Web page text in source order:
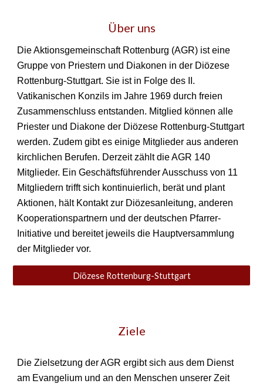
Über uns
Die Aktionsgemeinschaft Rottenburg (AGR) ist eine
Gruppe von Priestern und Diakonen in der Diözese
Rottenburg-Stuttgart. Sie ist in Folge des II.
Vatikanischen Konzils im Jahre 1969 durch freien
Zusammenschluss entstanden. Mitglied können alle
Priester und Diakone der Diözese Rottenburg-Stuttgart
werden. Zudem gibt es einige Mitglieder aus anderen
kirchlichen Berufen. Derzeit zählt die AGR 140
Mitglieder. Ein Geschäftsführender Ausschuss von 11
Mitgliedern trifft sich kontinuierlich, berät und plant
Aktionen, hält Kontakt zur Diözesanleitung, anderen
Kooperationspartnern und der deutschen Pfarrer-
Initiative und bereitet jeweils die Hauptversammlung
der Mitglieder vor.
Diözese Rottenburg-Stuttgart
Ziele
Die Zielsetzung der AGR ergibt sich aus dem Dienst
am Evangelium und an den Menschen unserer Zeit